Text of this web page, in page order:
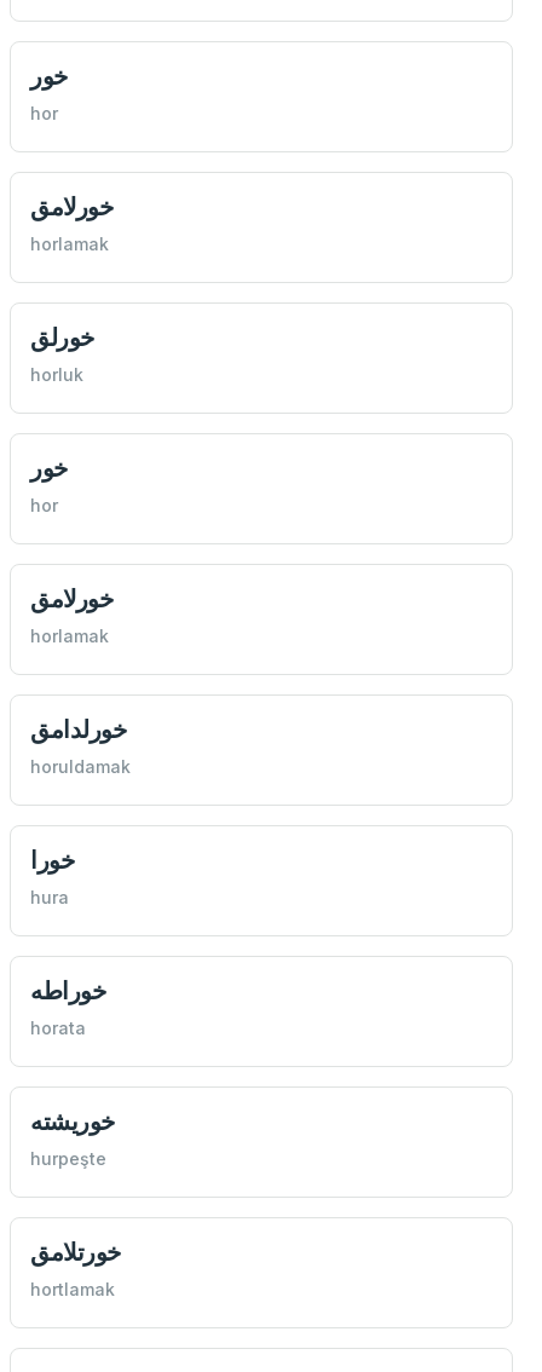
خور
hor
خورلامق
horlamak
خورلق
horluk
خور
hor
خورلامق
horlamak
خورلدامق
horuldamak
خورا
hura
خوراطه
horata
خوريشته
hurpeşte
خورتلامق
hortlamak